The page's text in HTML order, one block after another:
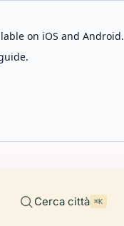
on iOS and Android.
Cerca città ⌘K